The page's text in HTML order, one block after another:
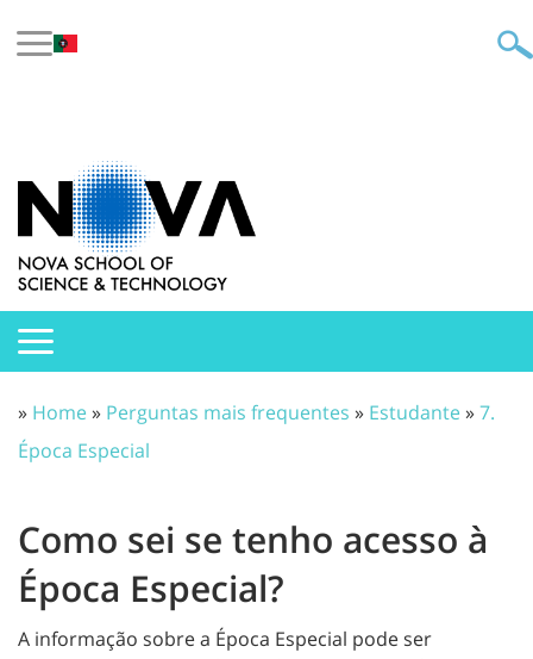
» Home» Perguntas mais frequentes » Estudante»7.
Época Especial
Como sei se tenho acesso à
Época Especial?
A informação sobre a Época Especial pode ser